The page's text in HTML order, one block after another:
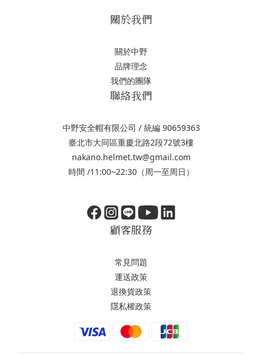
關於我們
關於中野
品牌理念
我們的團隊
聯絡我們
中野安全帽有限公司 / 統編 90659363
臺北市大同區重慶北路2段72號3樓
nakano.helmet.tw@gmail.com
時間 /11:00~22:30（周一至周日）
顧客服務
常見問題
運送政策
退換貨政策
隱私權政策